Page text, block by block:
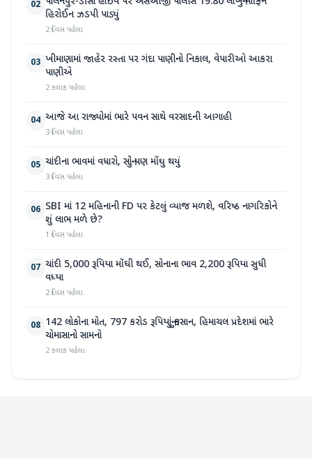
02
હિરોઈન ઝડપી પાડ્યું
2 દિવસ પહેલા
03 ખીમાણામાં જાહેર રસ્તા પર ગંદા પાણીનો નિકાલ, વેપારીઓ આકરા
પાણીએ
2 કલાક પહેલા
04 આજે આ રાજ્યોમાં ભારે પવન સાથે વરસાદની આગાહી
3 દિવસ પહેલા
05 ચાંદીના ભાવમાં વધારો, સોનું પણ મોંઘુ થયું
3 દિવસ પહેલા
06 SBI માં 12 મહિનાની FD પર કેટલું વ્યાજ મળશે, વરિષ્ઠ નાગરિકોને
શું લાભ મળે છે?
1 દિવસ પહેલા
07 ચાંદી 5,000 રૂપિયા મોંઘી થઈ, સોનાના ભાવ 2,200 રૂપિયા સુધી
વધ્યા
2 દિવસ પહેલા
08 142 લોકોના મોત, 797 કરોડ રૂપિયાનું નુકસાન, હિમાચલ પ્રદેશમાં ભારે
ચોમાસાનો સામનો
2 કલાક પહેલા